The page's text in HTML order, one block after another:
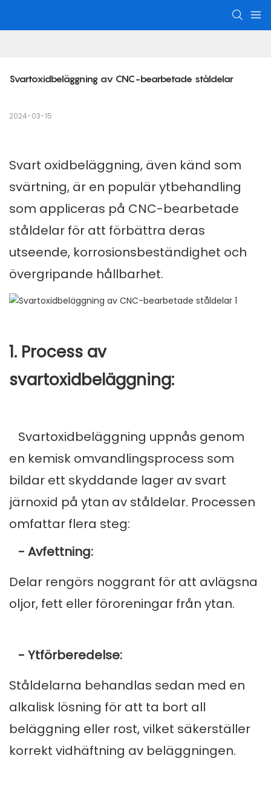
Svartoxidbeläggning av CNC-bearbetade ståldelar
2024-03-15
Svart oxidbeläggning, även känd som
svärtning, är en populär ytbehandling
som appliceras på CNC-bearbetade
ståldelar för att förbättra deras
utseende, korrosionsbeständighet och
övergripande hållbarhet.
1. Process av
svartoxidbeläggning:
Svartoxidbeläggning uppnås genom
en kemisk omvandlingsprocess som
bildar ett skyddande lager av svart
järnoxid på ytan av ståldelar. Processen
omfattar flera steg:
- Avfettning:
Delar rengörs noggrant för att avlägsna
oljor, fett eller föroreningar från ytan.
- Ytförberedelse:
Ståldelarna behandlas sedan med en
alkalisk lösning för att ta bort all
beläggning eller rost, vilket säkerställer
korrekt vidhäftning av beläggningen.